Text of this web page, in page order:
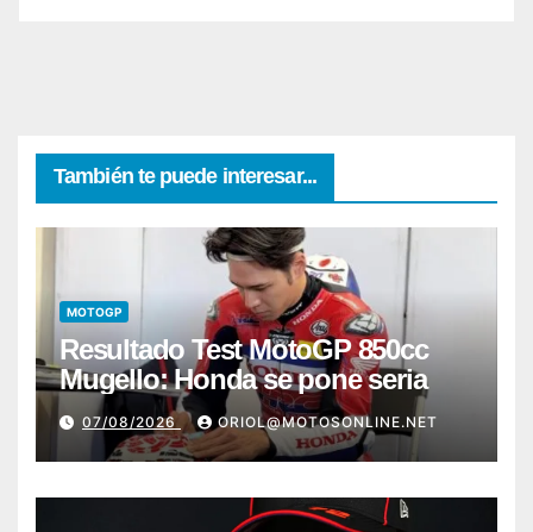
También te puede interesar...
MOTOGP
Resultado Test MotoGP 850cc
Mugello: Honda se pone seria
07/08/2026 ORIOL@MOTOSONLINE.NET